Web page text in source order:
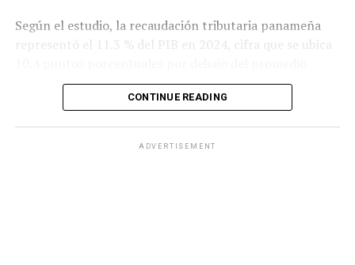
Según el estudio, la recaudación tributaria panameña
representó el 11.3 % del PIB en 2024, cifra que se ubica
regional, que alcanzó el 21.7 %, y muy distante del
promedio de los países miembros de la OCDE, que fue
El informe también evidencia un deterioro en la
CONTINUE READING
ADVERTISEMENT